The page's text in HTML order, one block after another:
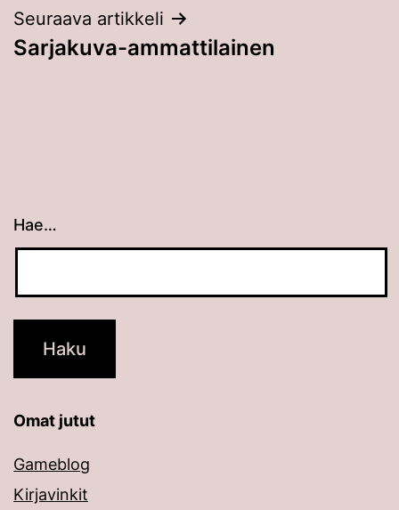
Seuraava artikkeli
Sarjakuva-ammattilainen
Hae…
Kun tuloksia tulee, voit selata niitä
Omat jutut
Gameblog
Kirjavinkit